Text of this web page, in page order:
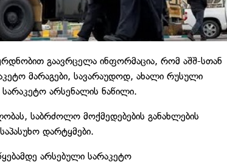
გაავრცელა ინფორმაცია, რომ აშშ-სთან
მარაგები, სავარაუდოდ, ახალი რუსული
არსენალის ნაწილი.
საბრძოლო მოქმედებების განახლების
დარტყმები.
არსებული სარაკეტო